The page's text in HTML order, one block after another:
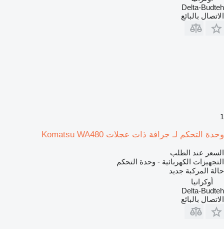
Delta-Budteh
الاتصال بالبائع
1
وحدة التحكم لـ جرافة ذات عجلات Komatsu WA480
السعر عند الطلب
التجهيزات الكهربائية - وحدة التحكم
حالة المركبة جديد
أوكرانيا
Delta-Budteh
الاتصال بالبائع